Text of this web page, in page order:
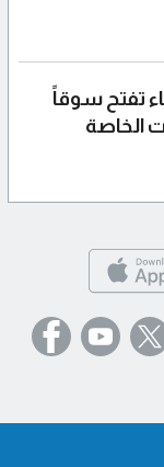
تفتح سوقاً
الخاصة